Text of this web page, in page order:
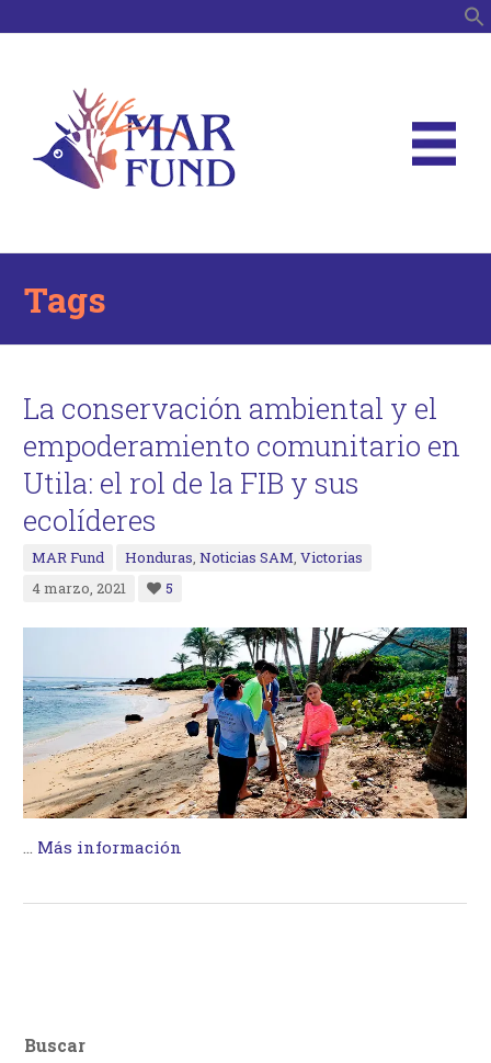
Tags
La conservación ambiental y el
empoderamiento comunitario en
Utila: el rol de la FIB y sus
ecolíderes
MAR Fund Honduras,Noticias SAM,Victorias
4 marzo, 2021
5
… Más información
Buscar